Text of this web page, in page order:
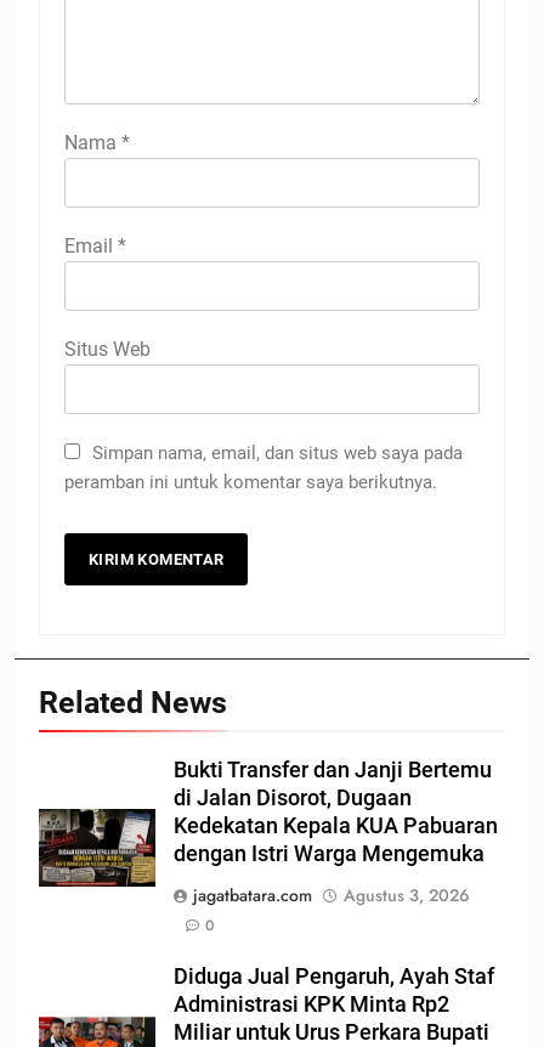
Nama *
Email *
Situs Web
Simpan nama, email, dan situs web saya pada
peramban ini untuk komentar saya berikutnya.
Related News
Bukti Transfer dan Janji Bertemu
di Jalan Disorot, Dugaan
Kedekatan Kepala KUA Pabuaran
dengan Istri Warga Mengemuka
jagatbatara.com
Agustus 3, 2026
0
Diduga Jual Pengaruh, Ayah Staf
Administrasi KPK Minta Rp2
Miliar untuk Urus Perkara Bupati